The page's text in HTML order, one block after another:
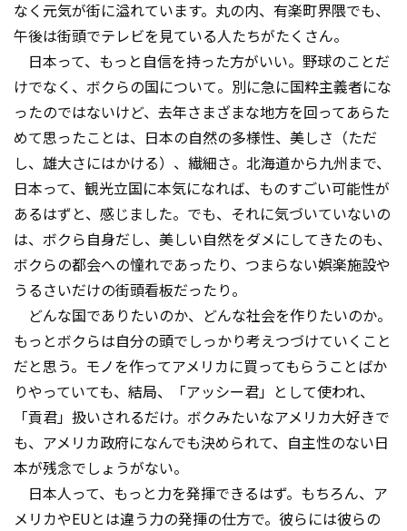
なく元気が街に溢れています。丸の内、有楽町界隈でも、
午後は街頭でテレビを見ている人たちがたくさん。
日本って、もっと自信を持った方がいい。野球のことだ
けでなく、ボクらの国について。別に急に国粋主義者にな
ったのではないけど、去年さまざまな地方を回ってあらた
めて思ったことは、日本の自然の多様性、美しさ（ただ
し、雄大さにはかける）、繊細さ。北海道から九州まで、
日本って、観光立国に本気になれば、ものすごい可能性が
あるはずと、感じました。でも、それに気づいていないの
は、ボクら自身だし、美しい自然をダメにしてきたのも、
ボクらの都会への憧れであったり、つまらない娯楽施設や
うるさいだけの街頭看板だったり。
どんな国でありたいのか、どんな社会を作りたいのか。
もっとボクらは自分の頭でしっかり考えつづけていくこと
だと思う。モノを作ってアメリカに買ってもらうことばか
りやっていても、結局、「アッシー君」として使われ、
「貢君」扱いされるだけ。ボクみたいなアメリカ大好きで
も、アメリカ政府になんでも決められて、自主性のない日
本が残念でしょうがない。
日本人って、もっと力を発揮できるはず。もちろん、ア
メリカやEUとは違う力の発揮の仕方で。彼らには彼らの